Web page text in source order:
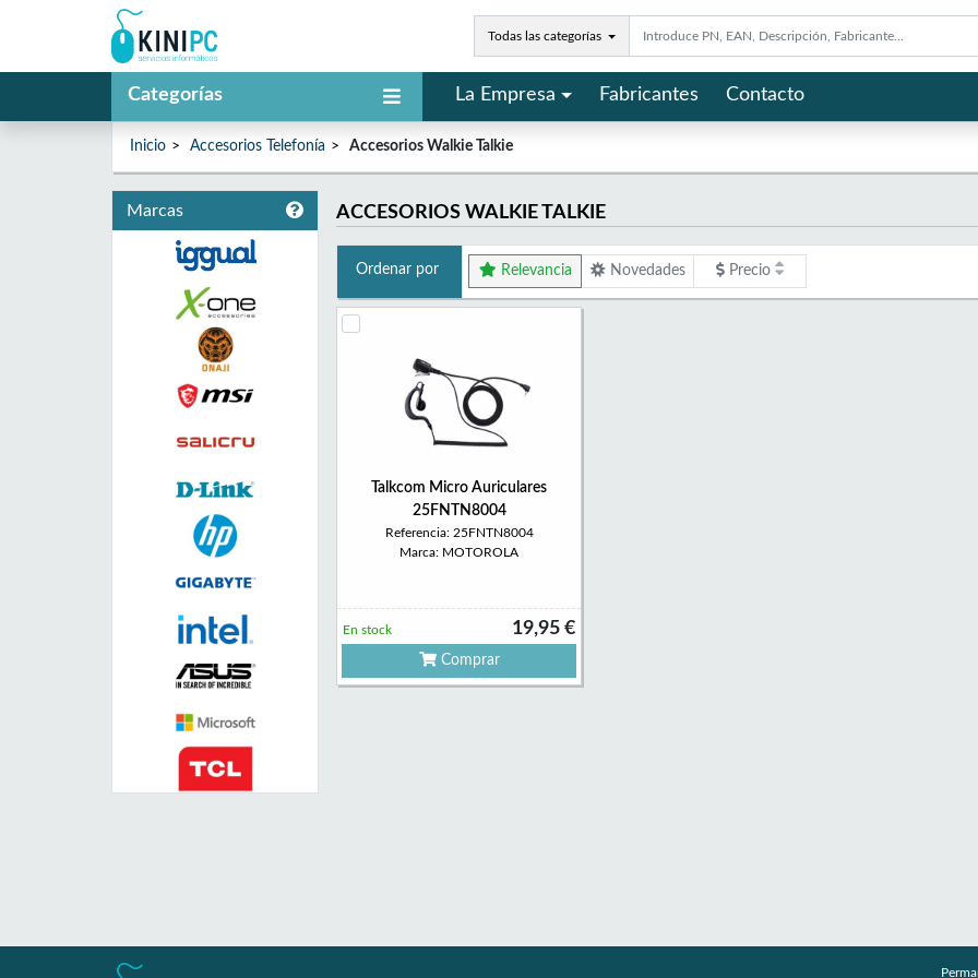
Todas las categorías
Categorías La Empresa Fabricantes Contacto
Inicio Accesorios Telefonía Accesorios Walkie Talkie
Marcas ACCESORIOS WALKIE TALKIE
Ordenar por Relevancia Novedades Precio
Talkcom Micro Auriculares
25FNTN8004
Referencia: 25FNTN8004
Marca: MOTOROLA
19,95 €
En stock
Comprar